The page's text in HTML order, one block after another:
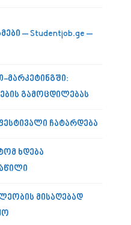
– Studentjob.ge –
მარკეტინგში:
გამოცდილებას
ჩატარდება
ხდება
მისაღებად